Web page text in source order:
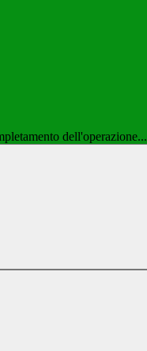
dell'operazione...